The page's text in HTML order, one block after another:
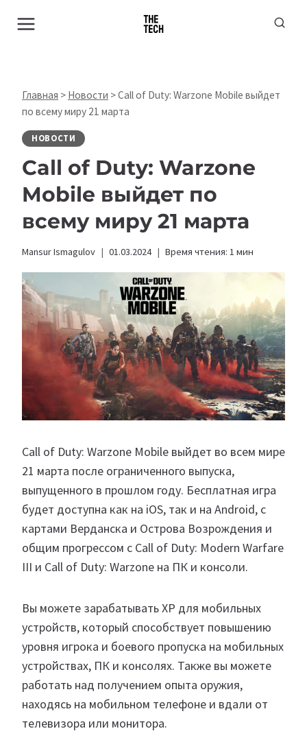
Главная > Новости >Call of Duty: Warzone Mobile выйдет
по всему миру 21 марта
НОВОСТИ
Call of Duty: Warzone
Mobile выйдет по
всему миру 21 марта
Mansur Ismagulov 01.03.2024 Время чтения: 1 мин
Call of Duty: Warzone Mobile выйдет во всем мире
21 марта после ограниченного выпуска,
выпущенного в прошлом году. Бесплатная игра
будет доступна как на iOS, так и на Android, с
картами Верданска и Острова Возрождения и
общим прогрессом с Call of Duty: Modern Warfare
III и Call of Duty: Warzone на ПК и консоли.
Вы можете зарабатывать XP для мобильных
устройств, который способствует повышению
уровня игрока и боевого пропуска на мобильных
устройствах, ПК и консолях. Также вы можете
работать над получением опыта оружия,
находясь на мобильном телефоне и вдали от
телевизора или монитора.